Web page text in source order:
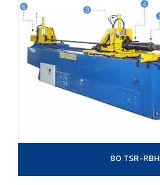
80 TSR-RBH